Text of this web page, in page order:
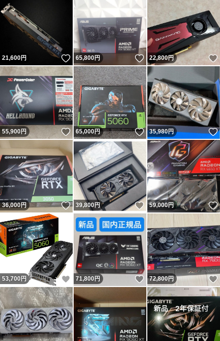
21,600円 いいね！
65,800円 いいね！
22,800円
55,900円 いいね！
65,000円 いいね！
35,980円
36,000円 いいね！
39,800円 いいね！
59,000円
53,700 円 いいね！
71,800円 いいね！
72,800円